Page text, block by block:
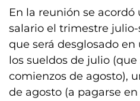
En la reunión se
salario el trimestre
que será desglosado en
los sueldos de julio
comienzos de agosto),
de agosto (a pagarse